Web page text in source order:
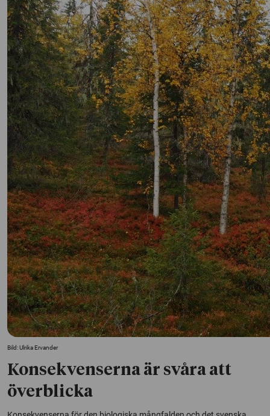
Bild: Ulrika Ervander
Konsekvenserna är svåra att
överblicka